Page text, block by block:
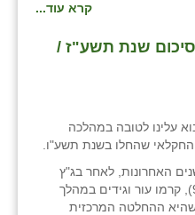
קרא עוד...
שנת תשע"ז /
עלינו לטובה במהלכה
שהחלו בשנת תשע"ו.
האחרונות, לאחר בג"ץ
פורום הערים העצמאיות (9.6.11), קרמו עור וגידים במהלך
תשע"ו וכעת החלטה 1464 שהיא ההחלטה המרכזית